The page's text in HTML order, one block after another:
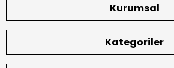
Kurumsal
Kategoriler